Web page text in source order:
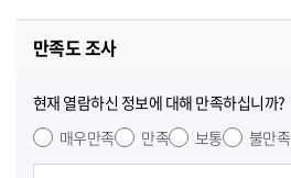
만족도 조사
현재 열람하신 정보에 대해 만족하십니까?
매우만족
만족 보통 불만족